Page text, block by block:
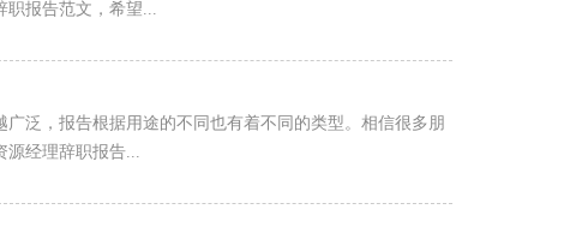
职报告范文，希望...
泛，报告根据用途的不同也有着不同的类型。相信很多朋
源经理辞职报告...